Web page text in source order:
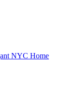
NYC Home